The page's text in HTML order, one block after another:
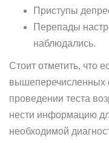
Приступы
Перепады
наблюдались.
Стоит отметить, что
вышеперечисленных
проведении теста
нести информацию
необходимой